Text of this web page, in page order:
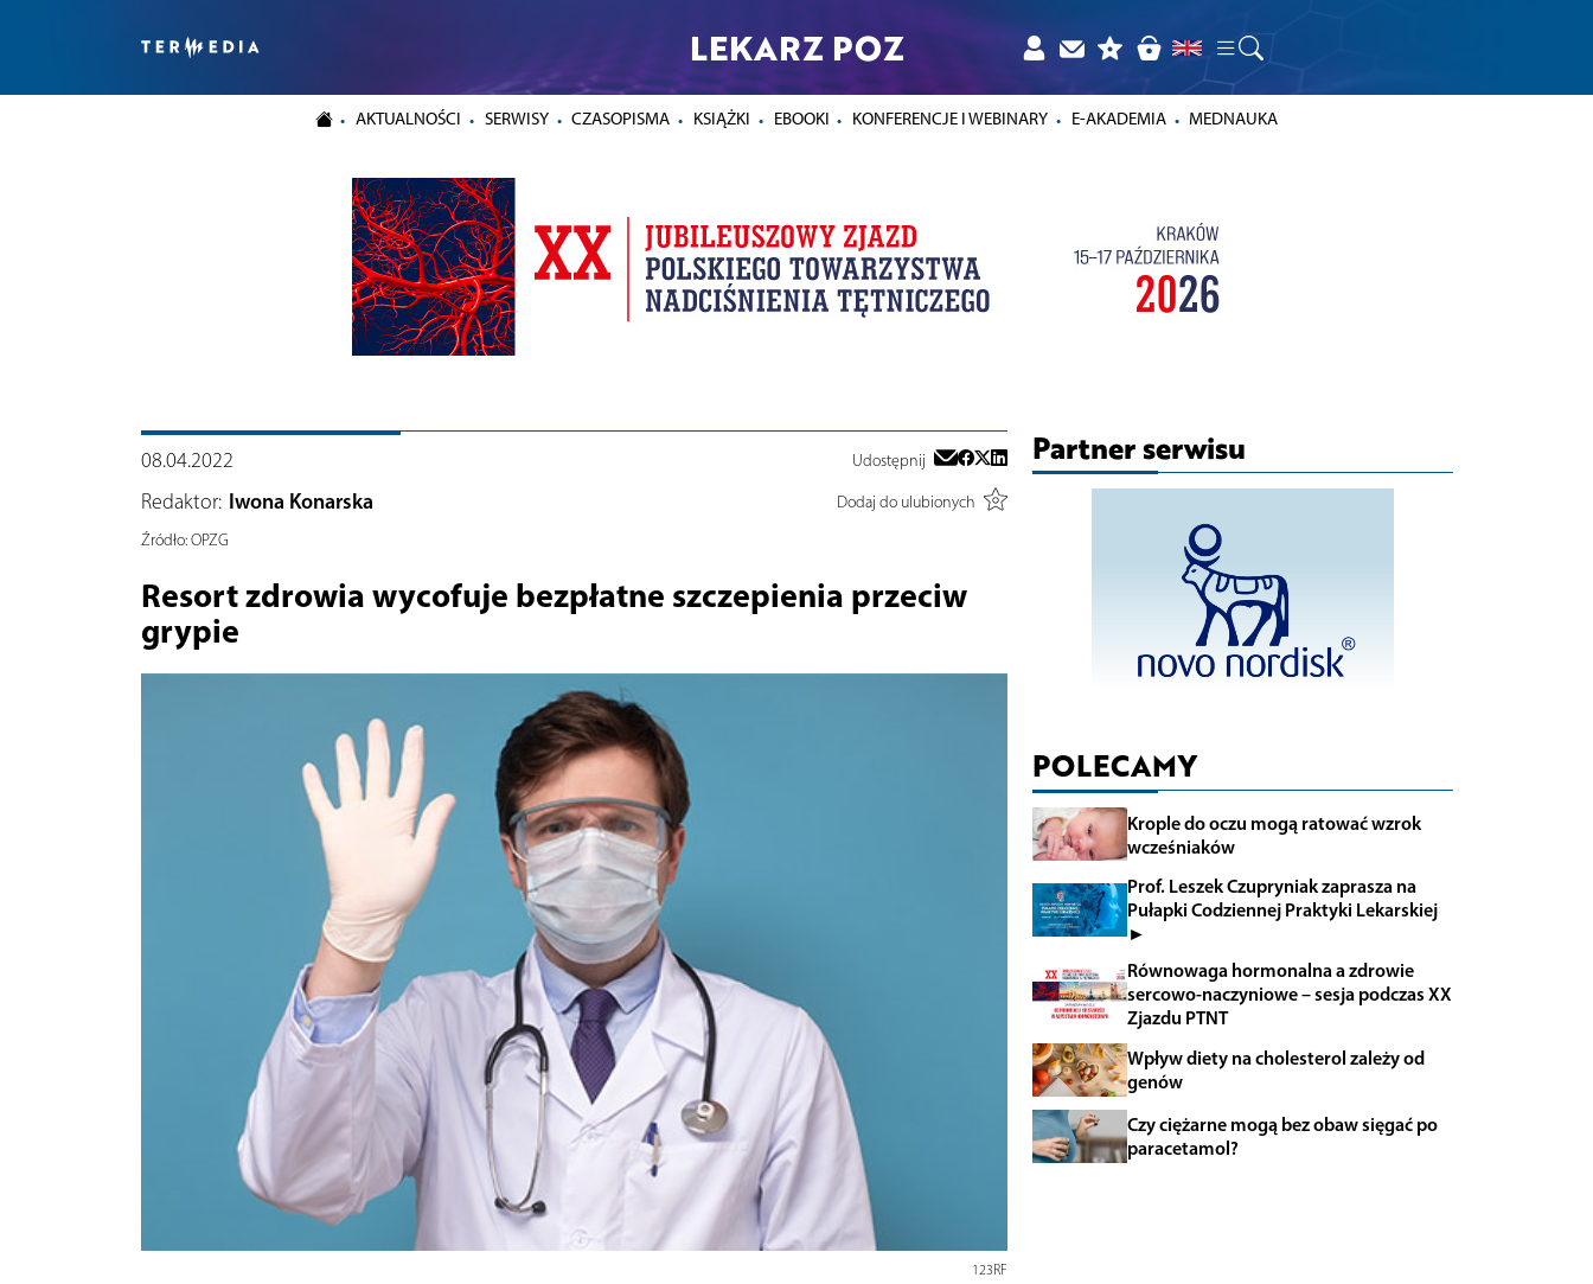
LEKARZ POZ
AKTUALNOŚCI SERWISY CZASOPISMA KSIĄŻKI EBOOKI KONFERENCJE I WEBINARY E-AKADEMIA MEDNAUKA
08.04.2022 Udostępnij
Redaktor: Iwona Konarska
Dodaj do ulubionych
Źródło:OPZG
Resort zdrowia wycofuje bezpłatne szczepienia przeciw
grypie
123RF
Partner serwisu
POLECAMY
Krople do oczu mogą ratować wzrok
wcześniaków
Prof. Leszek Czupryniak zaprasza na
Pułapki Codziennej Praktyki Lekarskiej
►
Równowaga hormonalna a zdrowie
sercowo-naczyniowe – sesja podczas XX
Zjazdu PTNT
Wpływ diety na cholesterol zależy od
genów
Czy ciężarne mogą bez obaw sięgać po
paracetamol?